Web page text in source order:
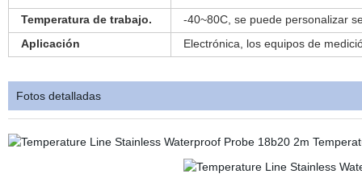
Temperatura de trabajo.
-40~80C, se puede personalizar
Aplicación
Electrónica, los equipos de
Fotos detalladas